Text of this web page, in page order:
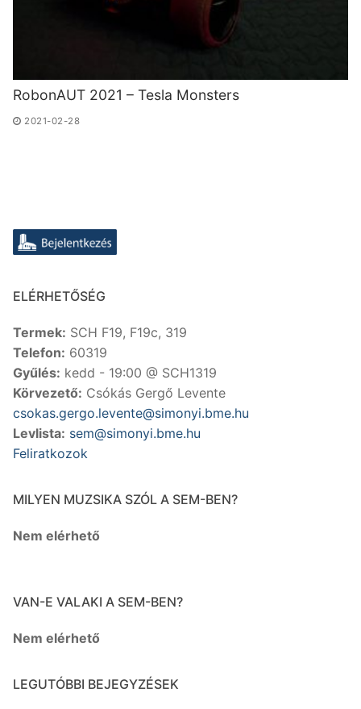
RobonAUT 2021 – Tesla Monsters
2021-02-28
ELÉRHETŐSÉG
Termek: SCH F19, F19c, 319
Telefon: 60319
Gyűlés: kedd - 19:00 @ SCH1319
Körvezető: Csókás Gergő Levente
csokas.gergo.levente@simonyi.bme.hu
Levlista: sem@simonyi.bme.hu
Feliratkozok
MILYEN MUZSIKA SZÓL A SEM-BEN?
Nem elérhető
VAN-E VALAKI A SEM-BEN?
Nem elérhető
LEGUTÓBBI BEJEGYZÉSEK